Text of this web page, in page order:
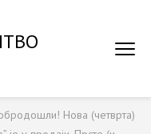
Нова (четврта)